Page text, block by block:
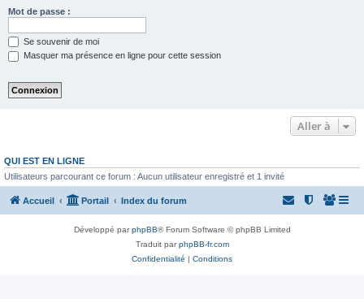
Mot de passe :
Se souvenir de moi
Masquer ma présence en ligne pour cette session
Aller à
QUI EST EN LIGNE
Utilisateurs parcourant ce forum : Aucun utilisateur enregistré et 1 invité
Accueil Portail Index du forum
Développé parphpBB® Forum Software © phpBB Limited
Traduit parphpBB-fr.com
Confidentialité | Conditions